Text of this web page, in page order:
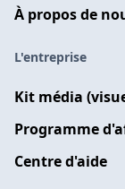
À propos de
L'entreprise
Kit média
Programme
Centre d'aide